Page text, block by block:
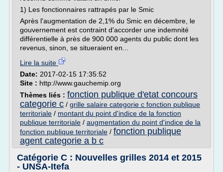
1) Les fonctionnaires rattrapés par le Smic
Après l'augmentation de 2,1% du Smic en décembre, le
gouvernement est contraint d'accorder une indemnité
différentielle à près de 900 000 agents du public dont les
revenus, sinon, se situeraient en...
Lire la suite
Date: 2017-02-15 17:35:52
Site : http://www.gauchemip.org
Thèmes liés : fonction publique d'etat concours
categorie c / grille salaire categorie c fonction publique
territoriale / montant du point d'indice de la fonction
publique territoriale / augmentation du point d'indice de la
fonction publique territoriale / fonction publique
agent categorie a b c
Catégorie C : Nouvelles grilles 2014 et 2015
- UNSA-Itefa